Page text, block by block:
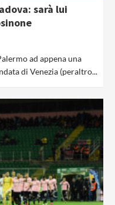
sarà lui
ad appena una
di Venezia (peraltro...